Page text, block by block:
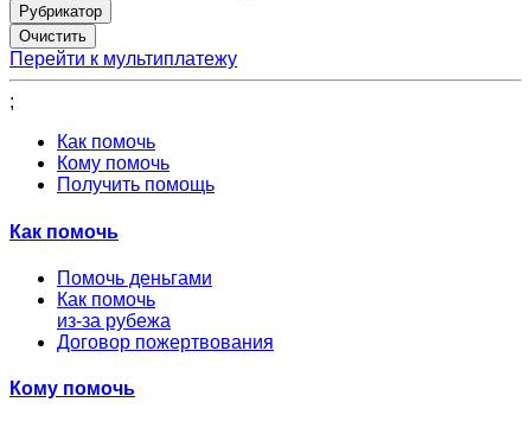
Рубрикатор
Перейти к мультиплатежу
;
Как помочь
Кому помочь
Получить помощь
Как помочь
Помочь деньгами
Как помочь
из-за рубежа
Договор пожертвования
Кому помочь